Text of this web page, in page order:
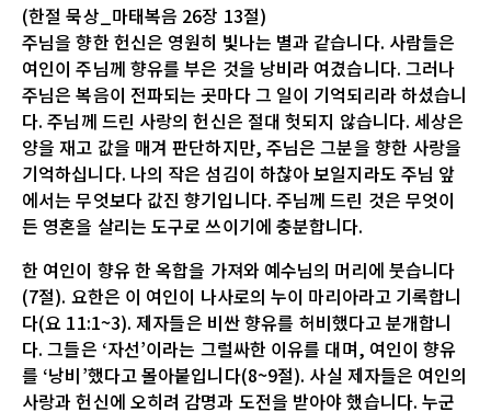
(한절 묵상_마태복음 26장 13절)
주님을 향한 헌신은 영원히 빛나는 별과 같습니다. 사람들은
여인이 주님께 향유를 부은 것을 낭비라 여겼습니다. 그러나
주님은 복음이 전파되는 곳마다 그 일이 기억되리라 하셨습니
다. 주님께 드린 사랑의 헌신은 절대 헛되지 않습니다. 세상은
양을 재고 값을 매겨 판단하지만, 주님은 그분을 향한 사랑을
기억하십니다. 나의 작은 섬김이 하찮아 보일지라도 주님 앞
에서는 무엇보다 값진 향기입니다. 주님께 드린 것은 무엇이
든 영혼을 살리는 도구로 쓰이기에 충분합니다.
한 여인이 향유 한 옥합을 가져와 예수님의 머리에 붓습니다
(7절). 요한은 이 여인이 나사로의 누이 마리아라고 기록합니
다(요 11:1~3). 제자들은 비싼 향유를 허비했다고 분개합니
다. 그들은 ‘자선’이라는 그럴싸한 이유를 대며, 여인이 향유
를 ‘낭비’했다고 몰아붙입니다(8~9절). 사실 제자들은 여인의
사랑과 헌신에 오히려 감명과 도전을 받아야 했습니다. 누군